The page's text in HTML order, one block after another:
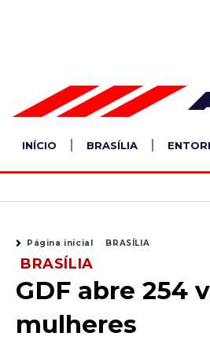
INÍCIO BRASÍLIA
Página inicial BRASÍLIA
BRASÍLIA
GDF abre 254
mulheres